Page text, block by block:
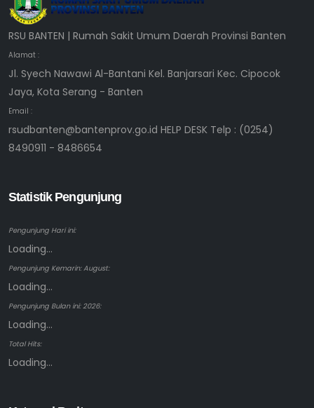
RSU BANTEN | Rumah Sakit Umum Daerah Provinsi Banten
Alamat :
Jl. Syech Nawawi Al-Bantani Kel. Banjarsari Kec. Cipocok
Jaya, Kota Serang - Banten
Email :
rsudbanten@bantenprov.go.id HELP DESK Telp : (0254)
8490911 - 8486654
Statistik Pengunjung
Pengunjung Hari ini:
Loading...
Pengunjung Kemarin: August:
Loading...
Pengunjung Bulan ini: 2026:
Loading...
Total Hits:
Loading...